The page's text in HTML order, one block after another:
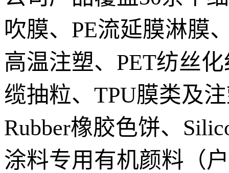
吹膜、PE流延膜淋膜
高温注塑、PET纺丝
缆抽粒、TPU膜类及
Rubber橡胶色饼、
涂料专用有机颜料（